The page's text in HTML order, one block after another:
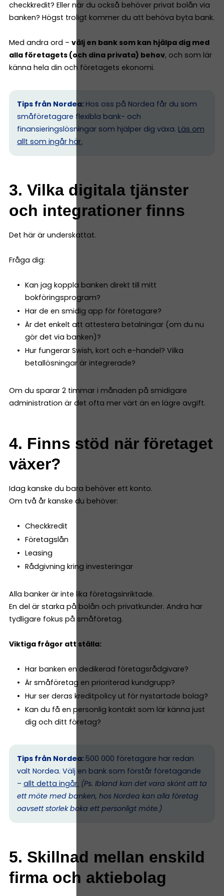
checkkredit? Eller när du också behöver privat bolån via
banken? Högst troligt kommer du att behöva byta bank.
Med andra ord – välj en bank som kan hjälpa dig med
alla företagets (och dina privata) behov, och som lär
känna hela din och företagets ekonomi.
Tips från Nordea: Hos oss på Nordea får du som
småföretagare flexibla bank- och
finansieringslösningar som hjälper dig växa. Läs om
allt som ingår här.
3. Vilka digitala tjänster
och integrationer finns
Det här är underskattat.
Fråga dig:
Kan jag koppla banken direkt till mitt
bokföringsprogram?
Har de en smidig app för företagare?
Är det enkelt att attestera betalningar (om du nu
gör det via banken)?
Hur fungerar Swish, kort och e-handel? Vilka
betallösningar är integrerade?
Om du sparar 2 timmar i månaden på smidigare
administration är det ofta mer värt än en lägre avgift.
4. Finns stöd när företaget
växer?
Idag kanske du bara behöver ett konto.
Om två år kanske du behöver:
Checkkredit
Företagslån
Leasing
Rådgivning kring investeringar
Alla banker är inte lika företagsinriktade.
En del är starka på bolån och privatkunder. Andra har
tydligare fokus på småföretag.
Viktiga frågor att ställa:
Har banken en dedikerad företagsrådgivare?
Är småföretag en prioriterad kundgrupp?
Hur ser deras kreditpolicy ut för nystartade bolag?
Kan du få en personlig kontakt som lär känna just
dig och ditt företag?
Tips från Nordea: 500 000 företagare har redan
valt Nordea. Välj en bank som förstår företagande
– allt detta ingår. (Ps. Ibland kan det vara skönt att ta
ett möte med banken, hos Nordea kan alla företag
oavsett storlek boka ett personligt möte.)
5. Skillnad mellan enskild
firma och aktiebolag